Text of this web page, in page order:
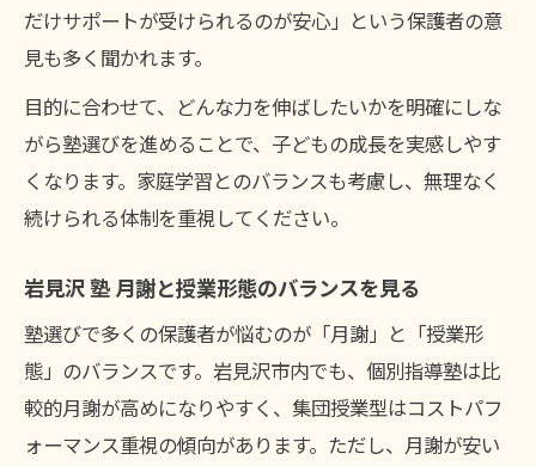
だけサポートが受けられるのが安心」という保護者の意
見も多く聞かれます。
目的に合わせて、どんな力を伸ばしたいかを明確にしな
がら塾選びを進めることで、子どもの成長を実感しやす
くなります。家庭学習とのバランスも考慮し、無理なく
続けられる体制を重視してください。
岩見沢 塾 月謝と授業形態のバランスを見る
塾選びで多くの保護者が悩むのが「月謝」と「授業形
態」のバランスです。岩見沢市内でも、個別指導塾は比
較的月謝が高めになりやすく、集団授業型はコストパフ
ォーマンス重視の傾向があります。ただし、月謝が安い